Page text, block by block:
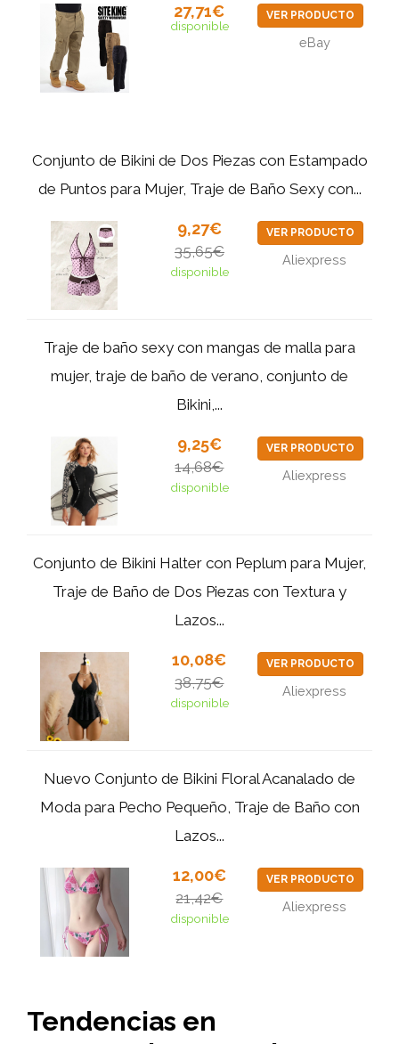
27,71€
disponible
VER PRODUCTO
eBay
Conjunto de Bikini de Dos Piezas con Estampado
de Puntos para Mujer, Traje de Baño Sexy con...
9,27€
35,65€
disponible
VER PRODUCTO
Aliexpress
Traje de baño sexy con mangas de malla para
mujer, traje de baño de verano, conjunto de
Bikini,...
9,25€
14,68€
disponible
VER PRODUCTO
Aliexpress
Conjunto de Bikini Halter con Peplum para Mujer,
Traje de Baño de Dos Piezas con Textura y
Lazos...
10,08€
38,75€
disponible
VER PRODUCTO
Aliexpress
Nuevo Conjunto de Bikini Floral Acanalado de
Moda para Pecho Pequeño, Traje de Baño con
Lazos...
12,00€
21,42€
disponible
VER PRODUCTO
Aliexpress
Tendencias en